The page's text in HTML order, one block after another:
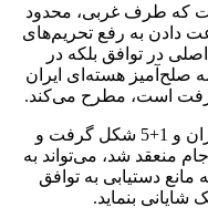
که طرف غربی، محدود
دادن به رفع تحریم‌های
در توافق بلکه در
صلح‌آمیز هسته‌ای ایران
است، مطرح می‌کند.
توجه به شرایطی که مذاکرات میان ایران و 1+5 شکل گرفت و
توافق برجام منعقد شد، می‌تواند به
دستیابی به توافق
بنماید.